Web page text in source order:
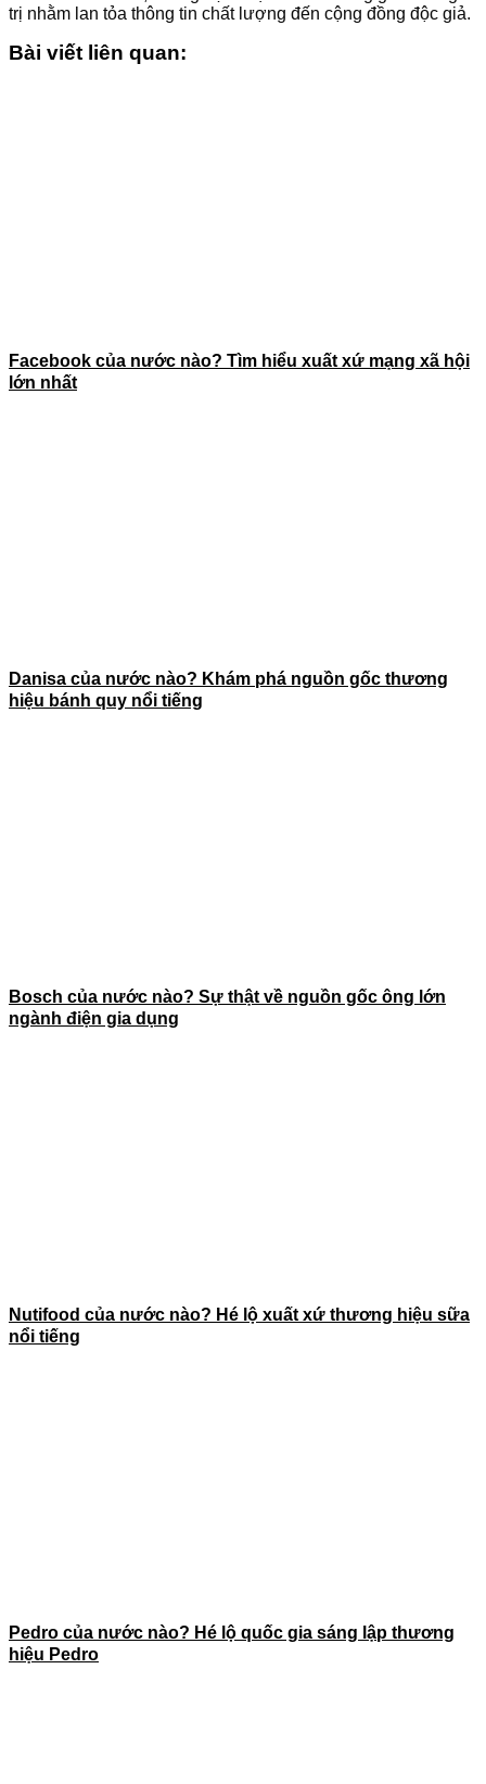
trị nhằm lan tỏa thông tin chất lượng đến cộng đồng độc giả.
Bài viết liên quan:
Facebook của nước nào? Tìm hiểu xuất xứ mạng xã hội
lớn nhất
Danisa của nước nào? Khám phá nguồn gốc thương
hiệu bánh quy nổi tiếng
Bosch của nước nào? Sự thật về nguồn gốc ông lớn
ngành điện gia dụng
Nutifood của nước nào? Hé lộ xuất xứ thương hiệu sữa
nổi tiếng
Pedro của nước nào? Hé lộ quốc gia sáng lập thương
hiệu Pedro